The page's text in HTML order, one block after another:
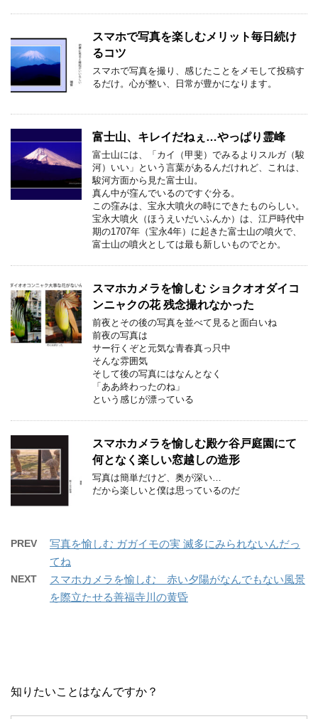
スマホで写真を楽しむメリット毎日続け
るコツ
スマホで写真を撮り、感じたことをメモして投稿す
るだけ。心が整い、日常が豊かになります。
富士山、キレイだねぇ…やっぱり霊峰
富士山には、「カイ（甲斐）でみるよりスルガ（駿
河）いい」という言葉があるんだけれど、これは、
駿河方面から見た富士山。
真ん中が窪んでいるのですぐ分る。
この窪みは、宝永大噴火の時にできたものらしい。
宝永大噴火（ほうえいだいふんか）は、江戸時代中
期の1707年（宝永4年）に起きた富士山の噴火で、
富士山の噴火としては最も新しいものでとか。
スマホカメラを愉しむ ショクオオダイコ
ンニャクの花 残念撮れなかった
前夜とその後の写真を並べて見ると面白いね
前夜の写真は
サー行くぞと元気な青春真っ只中
そんな雰囲気
そして後の写真にはなんとなく
「ああ終わったのね」
という感じが漂っている
スマホカメラを愉しむ殿ケ谷戸庭園にて
何となく楽しい窓越しの造形
写真は簡単だけど、奥が深い…
だから楽しいと僕は思っているのだ
PREV
写真を愉しむ ガガイモの実 滅多にみられないんだっ
てね
NEXT
スマホカメラを愉しむ 赤い夕陽がなんでもない風景
を際立たせる善福寺川の黄昏
知りたいことはなんですか？